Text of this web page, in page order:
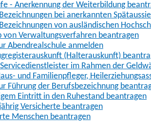
- Anerkennung der Weiterbildung
bei anerkannten
von ausländischen
Verwaltungsverfahren beantragen
Abendrealschule anmelden
(Halterauskunft)
im Rahmen der
und Familienpfleger,
Führung der Berufsbezeichnung
Eintritt in den Ruhestand beantragen
Versicherte beantragen
Menschen beantragen